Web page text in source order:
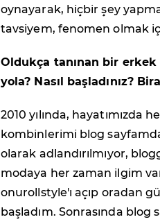
oynayarak, hiçbir şey
tavsiyem, fenomen olmak
Oldukça tanınan bir erkek
yola? Nasıl başladınız?
2010 yılında,
kombinlerimi blog
olarak adlandırılmıyor,
modaya her zaman ilgim
onurollstyle'ı açıp oradan
başladım. Sonrasında